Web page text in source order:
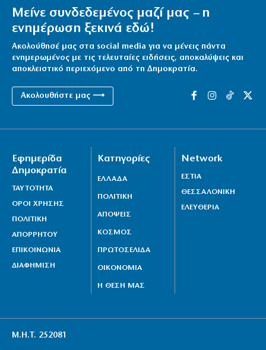
Μείνε συνδεδεμένος μαζί μας – η
ενημέρωση ξεκινά εδώ!
Ακολούθησέ μας στα social media για να μένεις πάντα
ενημερωμένος με τις τελευταίες ειδήσεις, αποκαλύψεις και
αποκλειστικό περιεχόμενο από τη Δημοκρατία.
Ακολουθήστε μας ⟶
Εφημερίδα
Δημοκρατία
ΤΑΥΤΟΤΗΤΑ
ΟΡΟΙ ΧΡΗΣΗΣ
ΠΟΛΙΤΙΚΗ
ΑΠΟΡΡΗΤΟΥ
ΕΠΙΚΟΙΝΩΝΙΑ
ΔΙΑΦΗΜΙΣΗ
Κατηγορίες
ΕΛΛΑΔΑ
ΠΟΛΙΤΙΚΗ
ΑΠΟΨΕΙΣ
ΚΟΣΜΟΣ
ΠΡΩΤΟΣΕΛΙΔΑ
ΟΙΚΟΝΟΜΙΑ
Η ΘΕΣΗ ΜΑΣ
Network
ΕΣΤΙΑ
ΘΕΣΣΑΛΟΝΙΚΗ
ΕΛΕΥΘΕΡΙΑ
Μ.Η.Τ. 252081